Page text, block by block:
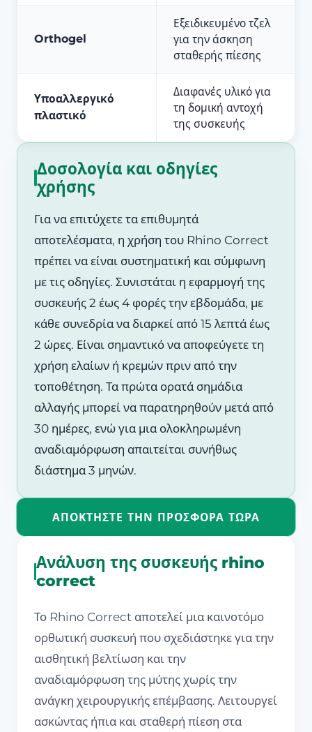
Orthogel
Εξειδικευμένο τζελ
για την άσκηση
σταθερής πίεσης
Υποαλλεργικό
πλαστικό
Διαφανές υλικό για
τη δομική αντοχή
της συσκευής
Δοσολογία και οδηγίες
χρήσης
Για να επιτύχετε τα επιθυμητά
αποτελέσματα, η χρήση του Rhino Correct
πρέπει να είναι συστηματική και σύμφωνη
με τις οδηγίες. Συνιστάται η εφαρμογή της
συσκευής 2 έως 4 φορές την εβδομάδα, με
κάθε συνεδρία να διαρκεί από 15 λεπτά έως
2 ώρες. Είναι σημαντικό να αποφεύγετε τη
χρήση ελαίων ή κρεμών πριν από την
τοποθέτηση. Τα πρώτα ορατά σημάδια
αλλαγής μπορεί να παρατηρηθούν μετά από
30 ημέρες, ενώ για μια ολοκληρωμένη
αναδιαμόρφωση απαιτείται συνήθως
διάστημα 3 μηνών.
ΑΠΟΚΤΉΣΤΕ ΤΗΝ ΠΡΟΣΦΟΡΆ ΤΏΡΑ
Ανάλυση της συσκευής rhino
correct
Το Rhino Correct αποτελεί μια καινοτόμο
ορθωτική συσκευή που σχεδιάστηκε για την
αισθητική βελτίωση και την
αναδιαμόρφωση της μύτης χωρίς την
ανάγκη χειρουργικής επέμβασης. Λειτουργεί
ασκώντας ήπια και σταθερή πίεση στα